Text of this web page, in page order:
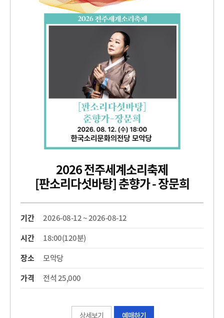
2026 전주세계소리축제
[판소리다섯바탕] 춘향가 - 장문희
기간
2026-08-12 ~ 2026-08-12
시간
18:00(120분)
장소
모악당
가격
전석 25,000
상세보기 예매하기